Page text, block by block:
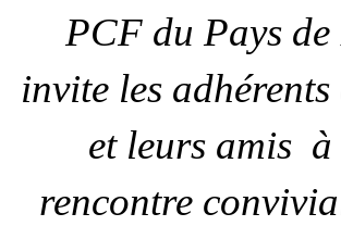
PCF du Pays de
invite les
et leurs amis à
rencontre